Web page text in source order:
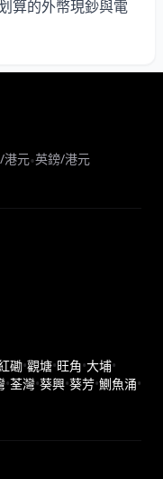
算的外幣現鈔與電
港元•英鎊/港元
磡•觀塘•旺角•大埔•
•荃灣•葵興•葵芳•鰂魚涌•